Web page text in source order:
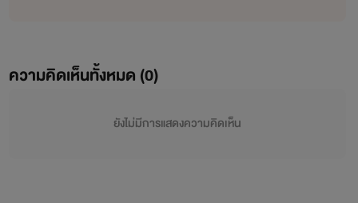
ความคิดเห็นทั้งหมด (0)
ยังไม่มีการแสดงความคิดเห็น